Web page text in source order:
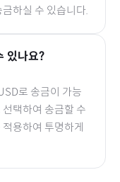
하실 수 있습니다.
있나요?
로 송금이 가능
택하여 송금할 수
용하여 투명하게